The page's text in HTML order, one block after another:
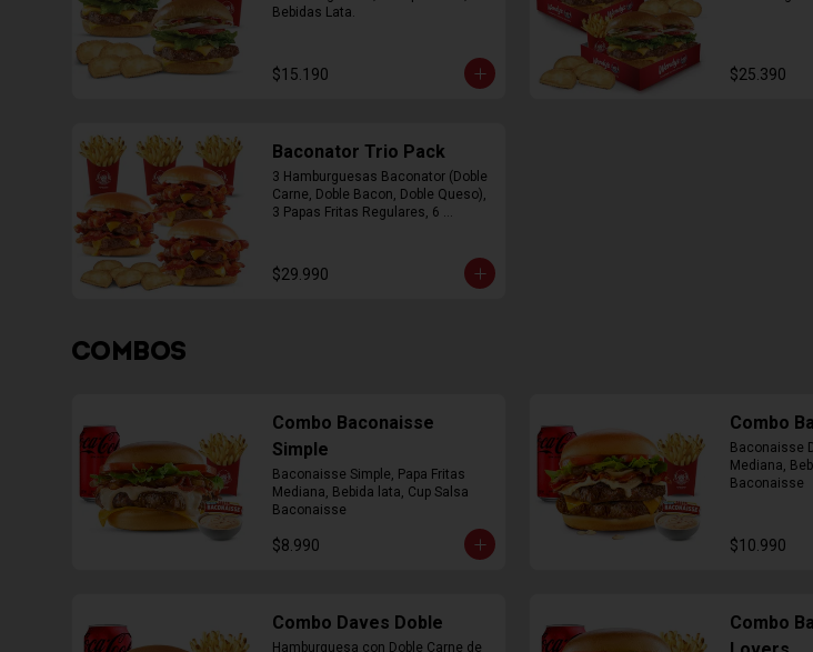
Bebidas Lata.
$15.190 $25.390
Baconator Trio Pack
3 Hamburguesas Baconator (Doble
Carne, Doble Bacon, Doble Queso),
3 Papas Fritas Regulares, 6
$29.990
COMBOS
Combo Baconaisse
Simple
Baconaisse Simple, Papa Fritas
Mediana, Bebida lata, Cup Salsa
Baconaisse
$8.990
Combo
Baconaisse
Mediana,
Baconaisse
$10.990
Combo Daves Doble
Hamburguesa con Doble Carne de
Combo